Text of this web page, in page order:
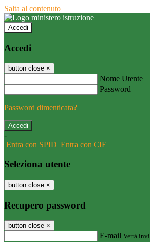
Salta al contenuto
Accedi
Accedi
button close ×
Nome Utente
Password
Password dimenticata?
-
Entra con SPID Entra con CIE
Seleziona utente
button close ×
Recupero password
button close ×
E-mail Verrà